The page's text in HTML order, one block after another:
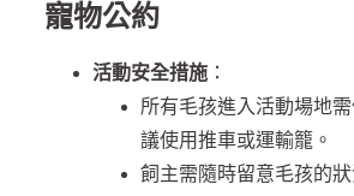
寵物公約
活動安全措施：
所有毛孩進入活動場地
議使用推車或運輸籠。
飼主需隨時留意毛孩的